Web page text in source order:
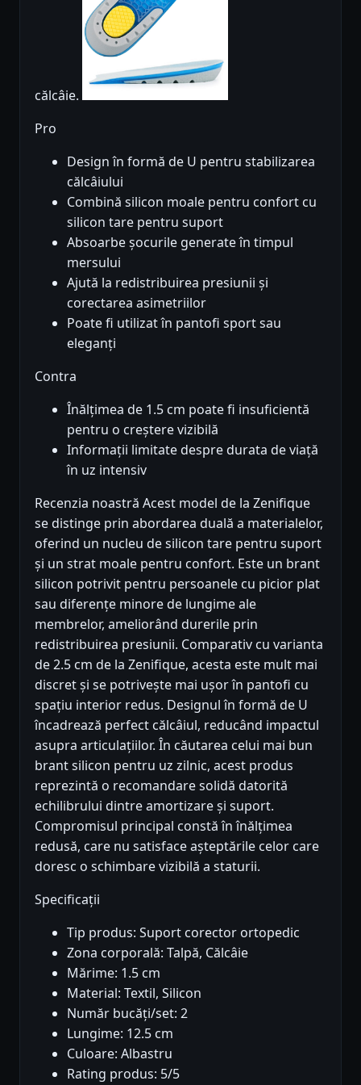
călcâie.
Pro
Design în formă de U pentru stabilizarea
călcâiului
Combină silicon moale pentru confort cu
silicon tare pentru suport
Absoarbe șocurile generate în timpul
mersului
Ajută la redistribuirea presiunii și
corectarea asimetriilor
Poate fi utilizat în pantofi sport sau
eleganți
Contra
Înălțimea de 1.5 cm poate fi insuficientă
pentru o creștere vizibilă
Informații limitate despre durata de viață
în uz intensiv
Recenzia noastră Acest model de la Zenifique
se distinge prin abordarea duală a materialelor,
oferind un nucleu de silicon tare pentru suport
și un strat moale pentru confort. Este un brant
silicon potrivit pentru persoanele cu picior plat
sau diferențe minore de lungime ale
membrelor, ameliorând durerile prin
redistribuirea presiunii. Comparativ cu varianta
de 2.5 cm de la Zenifique, acesta este mult mai
discret și se potrivește mai ușor în pantofi cu
spațiu interior redus. Designul în formă de U
încadrează perfect călcâiul, reducând impactul
asupra articulațiilor. În căutarea celui mai bun
brant silicon pentru uz zilnic, acest produs
reprezintă o recomandare solidă datorită
echilibrului dintre amortizare și suport.
Compromisul principal constă în înălțimea
redusă, care nu satisface așteptările celor care
doresc o schimbare vizibilă a staturii.
Specificații
Tip produs: Suport corector ortopedic
Zona corporală: Talpă, Călcâie
Mărime: 1.5 cm
Material: Textil, Silicon
Număr bucăți/set: 2
Lungime: 12.5 cm
Culoare: Albastru
Rating produs: 5/5